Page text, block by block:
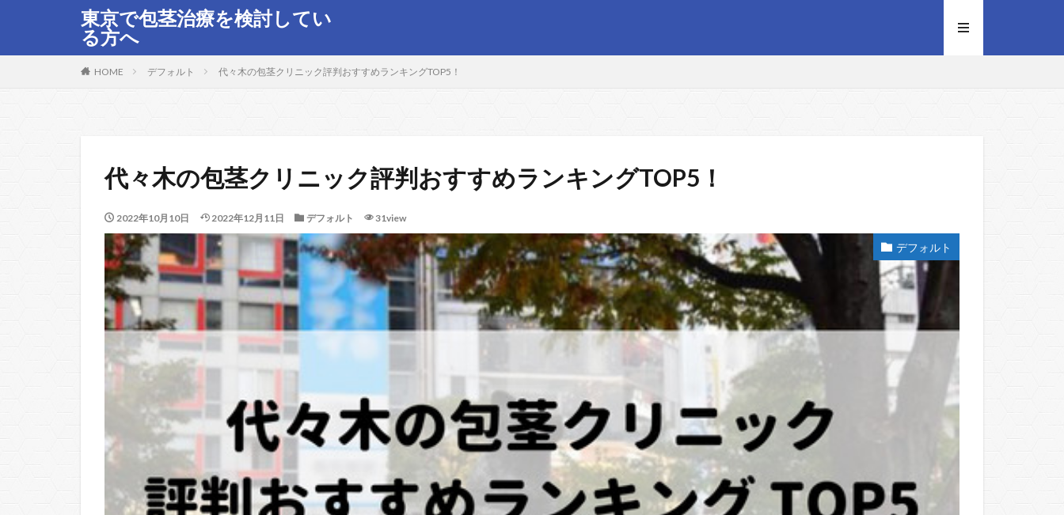
東京で包茎治療を検討してい
る方へ
HOME デフォルト 代々木の包茎クリニック評判おすすめランキングTOP5！
代々木の包茎クリニック評判おすすめランキングTOP5！
2022年10月10日 2022年12月11日 デフォルト 31view
デフォルト